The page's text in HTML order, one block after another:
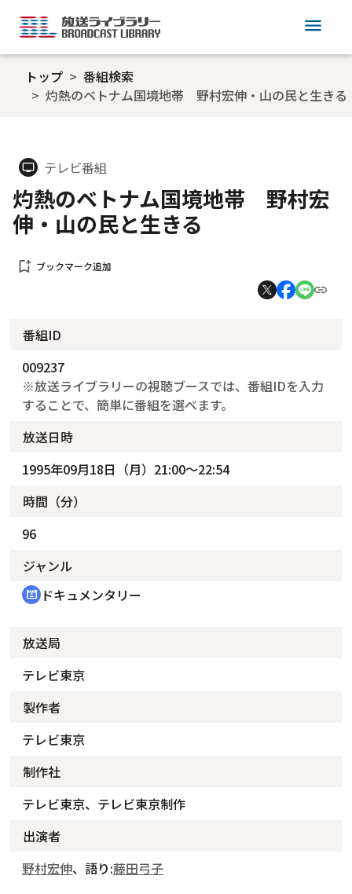
menu
トップ
番組検索
灼熱のベトナム国境地帯 野村宏伸・山の民と生きる
tv テレビ番組
灼熱のベトナム国境地帯 野村宏
伸・山の民と生きる
bookmark_add ブックマーク追加
番組ID
009237
※放送ライブラリーの視聴ブースでは、番組IDを入力
することで、簡単に番組を選べます。
放送日時
1995年09月18日（月）21:00～22:54
時間（分）
96
ジャンル
cinematic_blur ドキュメンタリー
放送局
テレビ東京
製作者
テレビ東京
制作社
テレビ東京、テレビ東京制作
出演者
野村宏伸、語り:藤田弓子